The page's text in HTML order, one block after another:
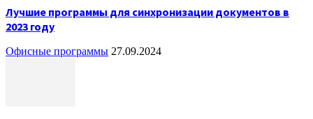
Лучшие программы для синхронизации документов в
2023 году
Офисные программы 27.09.2024